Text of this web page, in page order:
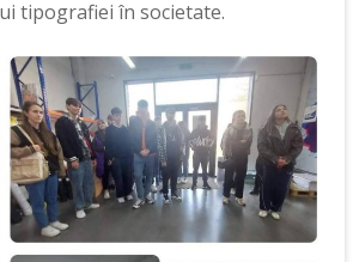
tipografiei în societate.